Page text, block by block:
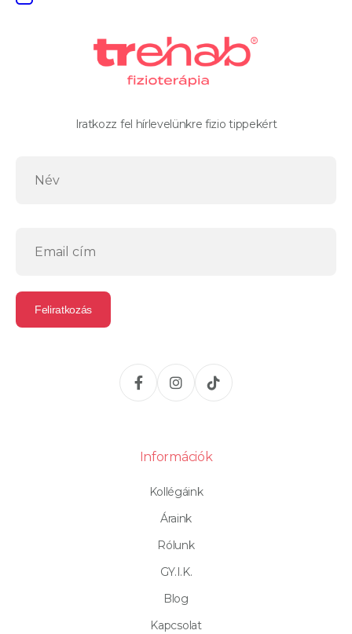
Iratkozz fel hírlevelünkre fizio tippekért
Információk
Kollégáink
Áraink
Rólunk
GY.I.K.
Blog
Kapcsolat